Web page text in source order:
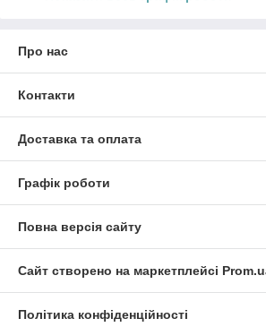
Про нас
Контакти
Доставка та оплата
Графік роботи
Повна версія сайту
Сайт створено на маркетплейсі
Політика конфіденційності